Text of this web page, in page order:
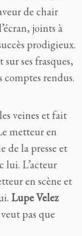
de chair
joints à
prodigieux.
ses frasques,
rendus.
veines et fait
metteur en
de la presse et
lui. L’acteur
en scène et
Lupe Velez
pas que